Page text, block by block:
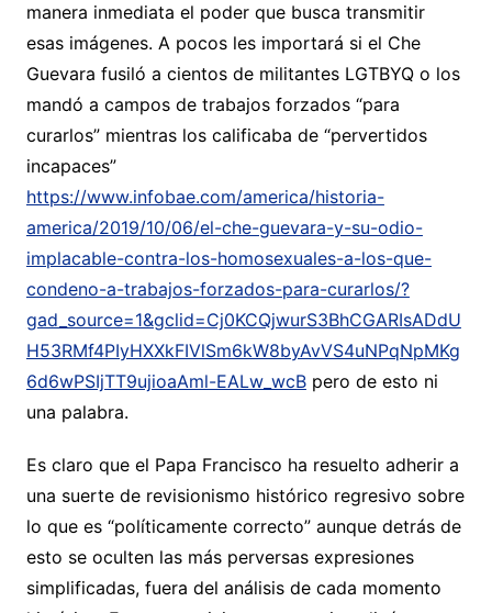
manera inmediata el poder que busca transmitir
esas imágenes. A pocos les importará si el Che
Guevara fusiló a cientos de militantes LGTBYQ o los
mandó a campos de trabajos forzados “para
curarlos” mientras los calificaba de “pervertidos
incapaces”
https://www.infobae.com/america/historia-
america/2019/10/06/el-che-guevara-y-su-odio-
implacable-contra-los-homosexuales-a-los-que-
condeno-a-trabajos-forzados-para-curarlos/?
gad_source=1&gclid=Cj0KCQjwurS3BhCGARIsADdU
H53RMf4PIyHXXkFIVlSm6kW8byAvVS4uNPqNpMKg
6d6wPSIjTT9ujioaAml-EALw_wcBpero de esto ni
una palabra.
Es claro que el Papa Francisco ha resuelto adherir a
una suerte de revisionismo histórico regresivo sobre
lo que es “políticamente correcto” aunque detrás de
esto se oculten las más perversas expresiones
simplificadas, fuera del análisis de cada momento